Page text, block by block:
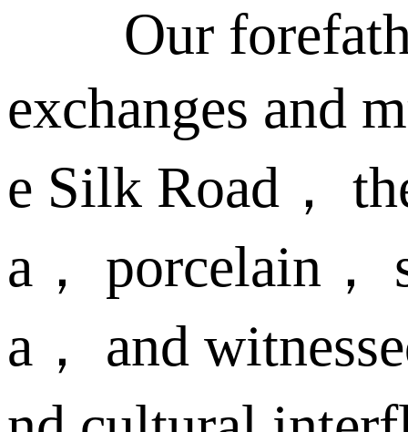
Our
exchanges and
e Silk Road，
a， porcelain，
a， and